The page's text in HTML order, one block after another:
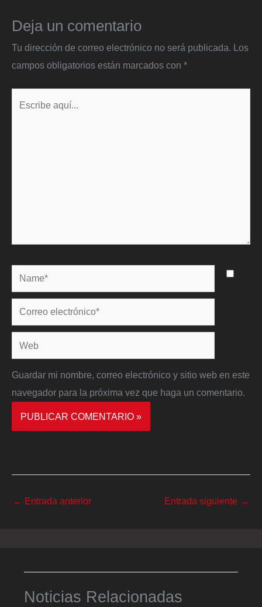
Deja un comentario
Tu dirección de correo electrónico no será publicada. Los
campos obligatorios están marcados con *
Name*
Correo
electrónico*
Web
Guardar mi nombre, correo electrónico y sitio web en este
navegador para la próxima vez que haga un comentario.
← Entrada anterior Entrada siguiente →
Noticias Relacionadas